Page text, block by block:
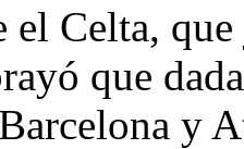
el Celta,
que
y